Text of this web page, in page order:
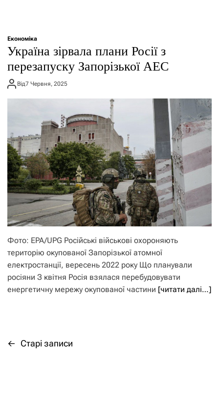
Економіка
Україна зірвала плани Росії з
перезапуску Запорізької АЕС
Від7 Червня, 2025
Фото: EPA/UPG Російські військові охороняють
територію окупованої Запорізької атомної
електростанції, вересень 2022 року Що планували
росіяни З квітня Росія взялася перебудовувати
енергетичну мережу окупованої частини [читати далі…]
Н
← Старі записи